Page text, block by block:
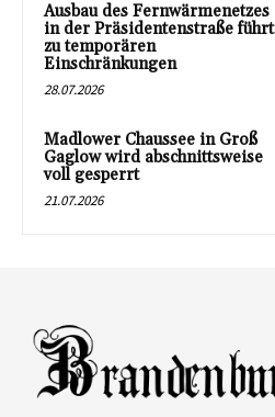
Ausbau des Fernwärmenetzes
in der Präsidentenstraße führt
zu temporären
Einschränkungen
28.07.2026
Madlower Chaussee in Groß
Gaglow wird abschnittsweise
voll gesperrt
21.07.2026